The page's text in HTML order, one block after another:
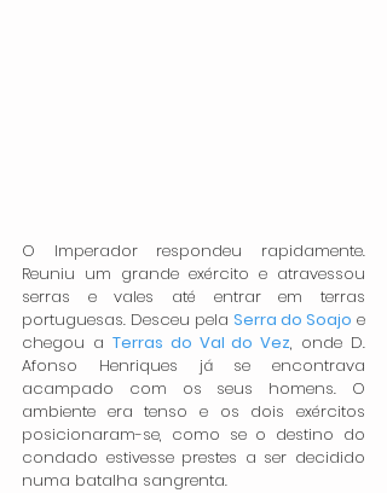
O Imperador respondeu rapidamente.
Reuniu um grande exército e atravessou
serras e vales até entrar em terras
portuguesas. Desceu pela Serra do Soajo e
chegou a Terras do Val do Vez, onde D.
Afonso Henriques já se encontrava
acampado com os seus homens. O
ambiente era tenso e os dois exércitos
posicionaram-se, como se o destino do
condado estivesse prestes a ser decidido
numa batalha sangrenta.